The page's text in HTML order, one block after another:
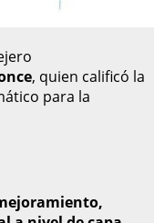
, quien calificó la
para la